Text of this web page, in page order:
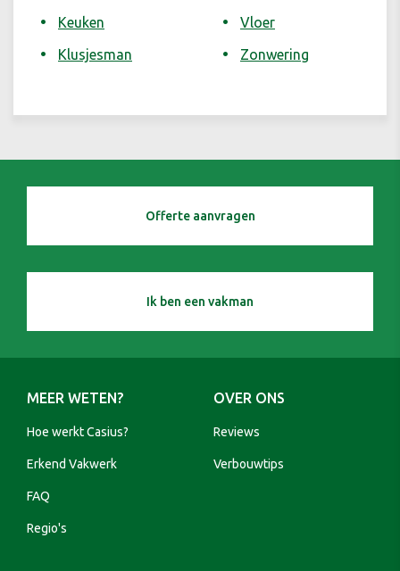
Keuken
Klusjesman
Vloer
Zonwering
Offerte aanvragen
Ik ben een vakman
MEER WETEN?
Hoe werkt Casius?
Erkend Vakwerk
FAQ
Regio's
OVER ONS
Reviews
Verbouwtips